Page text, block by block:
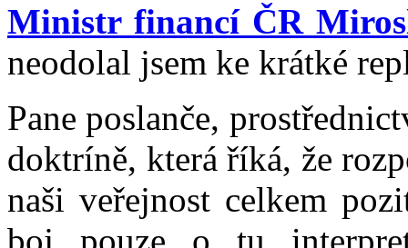
Ministr financí ČR
neodolal jsem ke krátké
Pane poslanče,
doktríně, která říká, že
naši veřejnost celkem
boj pouze o tu